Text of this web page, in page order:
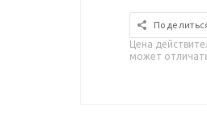
Цена
может